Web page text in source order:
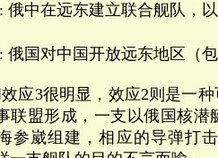
俄中在远东建立联合舰队，
俄国对中国开放远东地区（
应3很明显， 效应2则是一
联盟形成，一支以俄国核
参崴组建，相应的导弹打